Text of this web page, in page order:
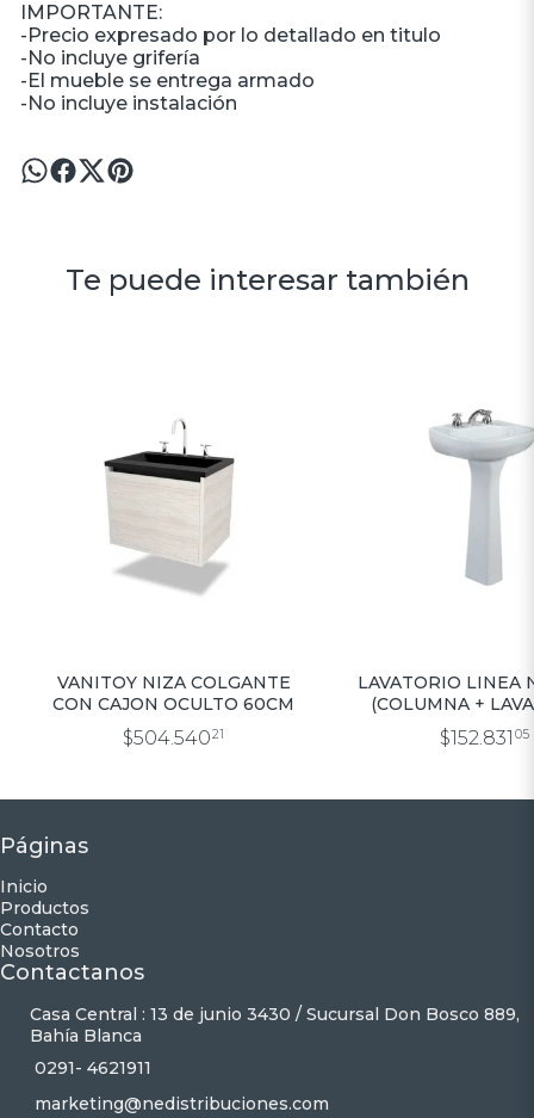
IMPORTANTE:
-Precio expresado por lo detallado en titulo
-No incluye grifería
-El mueble se entrega armado
-No incluye instalación
Te puede interesar también
VANITOY NIZA COLGANTE
CON CAJON OCULTO 60CM
$504.54021
LAVATORIO LINEA
(COLUMNA +
$152.831 05
Páginas
Inicio
Productos
Contacto
Nosotros
Contactanos
Casa Central : 13 de junio 3430 / Sucursal Don Bosco 889,
Bahía Blanca
0291- 4621911
marketing@nedistribuciones.com